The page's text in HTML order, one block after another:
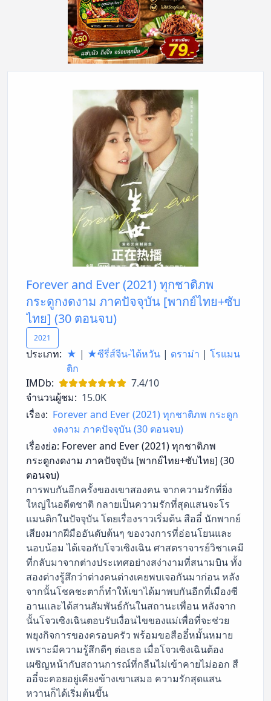
Forever and Ever (2021) ทุกชาติภพ
กระดูกงดงาม ภาคปัจจุบัน [พากย์ไทย+ซับ
ไทย] (30 ตอนจบ)
2021
ประเภท: ★ | ★ซีรี่ส์จีน-ไต้หวัน | ดราม่า | โรแมน
ติก
IMDb:
7.4/10
จำนวนผู้ชม: 15.0K
เรื่อง: Forever and Ever (2021) ทุกชาติภพ กระดูก
งดงาม ภาคปัจจุบัน (30 ตอนจบ)
เรื่องย่อ: Forever and Ever (2021) ทุกชาติภพ
กระดูกงดงาม ภาคปัจจุบัน [พากย์ไทย+ซับไทย] (30
ตอนจบ)
การพบกันอีกครั้งของเขาสองคน จากความรักที่ยิ่ง
ใหญ่ในอดีตชาติ กลายเป็นความรักที่สุดแสนจะโร
แมนติกในปัจจุบัน โดยเรื่องราวเริ่มต้น สืออี๋ นักพากย์
เสียงมากฝีมืออันดับต้นๆ ของวงการที่อ่อนโยนและ
นอบน้อม ได้เจอกับโจวเซิงเฉิน ศาสตราจารย์วิชาเคมี
ที่กลับมาจากต่างประเทศอย่างสง่างามที่สนามบิน ทั้ง
สองต่างรู้สึกว่าต่างคนต่างเคยพบเจอกันมาก่อน หลัง
จากนั้นโชคชะตาก็ทำให้เขาได้มาพบกันอีกที่เมืองซี
อานและได้สานสัมพันธ์กันในสถานะเพื่อน หลังจาก
นั้นโจวเซิงเฉินตอบรับเงื่อนไขของแม่เพื่อที่จะช่วย
พยุงกิจการของครอบครัว พร้อมขอสืออี๋หมั้นหมาย
เพราะมีความรู้สึกดีๆ ต่อเธอ เมื่อโจวเซิงเฉินต้อง
เผชิญหน้ากับสถานการณ์ที่กลืนไม่เข้าคายไม่ออก สื
ออี๋จะคอยอยู่เคียงข้างเขาเสมอ ความรักสุดแสน
หวานก็ได้เริ่มต้นขึ้น